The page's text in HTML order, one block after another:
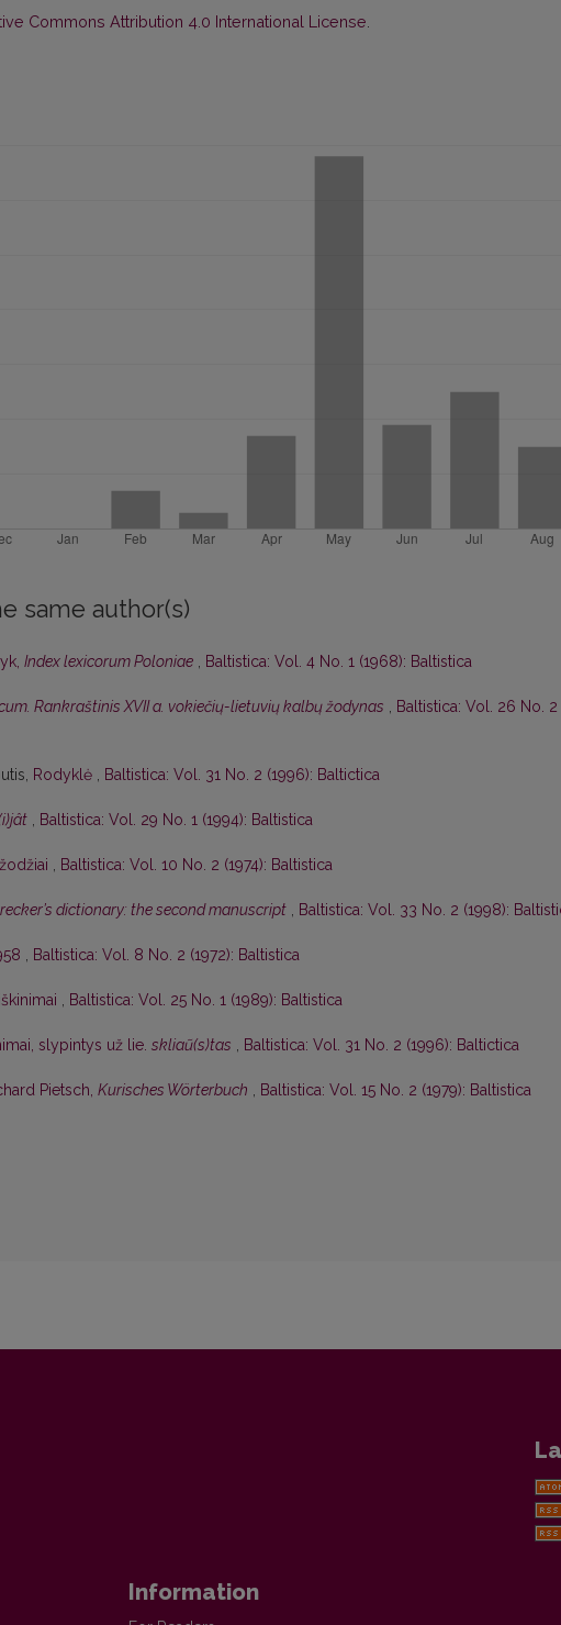
Commons Attribution 4.0 International License
same author(s)
Index lexicorum Poloniae , Baltistica: Vol. 4 No. 1 (1968): Baltistica
Rankraštinis XVII a. vokiečių-lietuvių kalbų žodynas , Baltistica: Vol. 26 No. 2
Rodyklė , Baltistica: Vol. 31 No. 2 (1996): Baltictica
, Baltistica: Vol. 29 No. 1 (1994): Baltistica
žodžiai , Baltistica: Vol. 10 No. 2 (1974): Baltistica
dictionary: the second manuscript , Baltistica: Vol. 33 No. 2 (1998):
, Baltistica: Vol. 8 No. 2 (1972): Baltistica
, Baltistica: Vol. 25 No. 1 (1989): Baltistica
slypintys už lie. skliaũ(s)tas , Baltistica: Vol. 31 No. 2 (1996): Baltictica
Pietsch, Kurisches Wörterbuch , Baltistica: Vol. 15 No. 2 (1979): Baltistica
Information